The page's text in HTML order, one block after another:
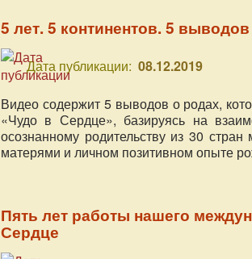
5 лет. 5 континентов. 5
Дата публикации: 08.12.2019
Видео содержит 5 выводов о родах,
«Чудо в Сердце», базируясь на
осознанному родительству из 30
матерями и личном позитивном опыте
Пять лет работы нашего
Сердце